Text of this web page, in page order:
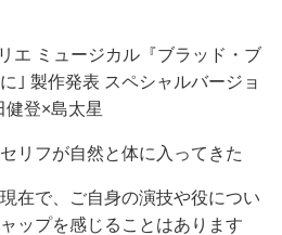
エ ミュージカル『ブラッド・ブ
｣ 製作発表 スペシャルバージョ
健登×島太星
リフが自然と体に入ってきた
在で、ご自身の演技や役につい
ップを感じることはあります